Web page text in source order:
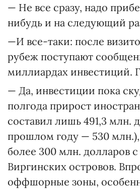
— Не все сразу, надо
нибудь и на следующий
—И все-таки: после
рубеж поступают
миллиардах инвестиций.
— Да, инвестиции пока
полгода прирост
составил лишь 491,3 млн.
прошлом году — 530
более 300 млн. долларов
Виргинских островов.
оффшорные зоны,